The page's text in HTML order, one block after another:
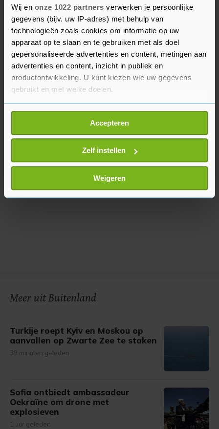
Wij en onze 1022 partners verwerken je persoonlijke
gegevens (bijv. uw IP-adres) met behulp van
technologieën zoals cookies om informatie op uw
apparaat op te slaan en te gebruiken met als doel
gepersonaliseerde advertenties en content, metingen aan
advertenties en content, inzicht in publiek en
productontwikkeling. U kunt kiezen wie uw gegevens
gebruikt en met welke doelen.
Als u het toestaat, willen we ook graag:
Informatie verzamelen over uw geografische
locatie, die tot een paar meter nauwkeurig kan zijn
Uw apparaat identificeren door het actief te
scannen op specifieke eigenschappen (fingerprinting)
Lees meer over hoe uw persoonlijke gegevens worden
verwerkt en stel uw voorkeuren in het
U kunt uw toestemming op elk moment wijzigen of
Accepteren
Zelf instellen
Weigeren
Netanyahu vond volgens Times of Israel een
tegendemonstratie plaats. "Het platleggen van de
economie is een beloning voor Hamas",
scandeerden deelnemers. Een betoger riep via
een megafoon dat "terreur zo wordt
aangemoedigd".
Meer uit Buitenland
Turkije roept Kyiv en Moskou op
aanvallen op Zwarte Zee te staken
39 minuten geleden
Sofia ontbiedt ambassadeur
Oekraïne om drone met
explosieven
1 uur geleden